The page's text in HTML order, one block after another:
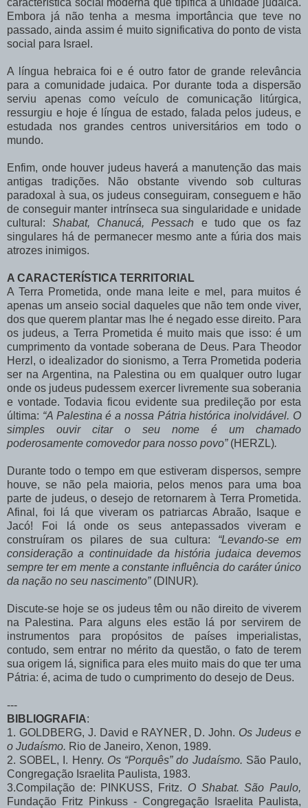
Embora já não tenha a mesma importância que teve no
passado, ainda assim é muito significativa do ponto de vista
social para Israel.
A língua hebraica foi e é outro fator de grande relevância
para a comunidade judaica. Por durante toda a dispersão
serviu apenas como veículo de comunicação litúrgica,
ressurgiu e hoje é língua de estado, falada pelos judeus, e
estudada nos grandes centros universitários em todo o
mundo.
Enfim, onde houver judeus haverá a manutenção das mais
antigas tradições. Não obstante vivendo sob culturas
paradoxal à sua, os judeus conseguiram, conseguem e hão
de conseguir manter intrínseca sua singularidade e unidade
cultural:Shabat, Chanucá, Pessach e tudo que os faz
singulares há de permanecer mesmo ante a fúria dos mais
atrozes inimigos.
A CARACTERÍSTICA TERRITORIAL
A Terra Prometida, onde mana leite e mel, para muitos é
apenas um anseio social daqueles que não tem onde viver,
dos que querem plantar mas lhe é negado esse direito. Para
os judeus, a Terra Prometida é muito mais que isso: é um
cumprimento da vontade soberana de Deus. Para Theodor
Herzl, o idealizador do sionismo, a Terra Prometida poderia
ser na Argentina, na Palestina ou em qualquer outro lugar
onde os judeus pudessem exercer livremente sua soberania
e vontade. Todavia ficou evidente sua predileção por esta
última: “A Palestina é a nossa Pátria histórica inolvidável. O
simples ouvir citar o seu nome é um chamado
poderosamente comovedor para nosso povo” (HERZL).
Durante todo o tempo em que estiveram dispersos, sempre
houve, se não pela maioria, pelos menos para uma boa
parte de judeus, o desejo de retornarem à Terra Prometida.
Afinal, foi lá que viveram os patriarcas Abraão, Isaque e
Jacó! Foi lá onde os seus antepassados viveram e
construíram os pilares de sua cultura: “Levando-se em
consideração a continuidade da história judaica devemos
sempre ter em mente a constante influência do caráter único
da nação no seu nascimento” (DINUR).
Discute-se hoje se os judeus têm ou não direito de viverem
na Palestina. Para alguns eles estão lá por servirem de
instrumentos para propósitos de países imperialistas,
contudo, sem entrar no mérito da questão, o fato de terem
sua origem lá, significa para eles muito mais do que ter uma
Pátria: é, acima de tudo o cumprimento do desejo de Deus.
---
BIBLIOGRAFIA:
1. GOLDBERG, J. David e RAYNER, D. John. Os Judeus e
o Judaísmo. Rio de Janeiro, Xenon, 1989.
2. SOBEL, I. Henry. Os “Porquês” do Judaísmo. São Paulo,
Congregação Israelita Paulista, 1983.
3.Compilação de: PINKUSS, Fritz. O Shabat. São Paulo,
Fundação Fritz Pinkuss - Congregação Israelita Paulista,